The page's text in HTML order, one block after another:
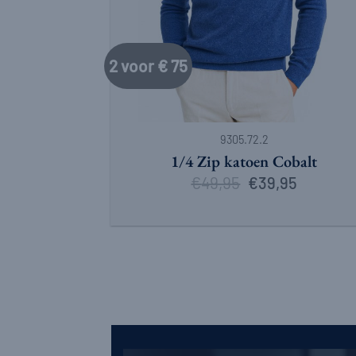
2 voor € 75
9305.72.2
1/4 Zip katoen Cobalt
€49,95
Oorspronkelijke
prijs
€39,95prijs